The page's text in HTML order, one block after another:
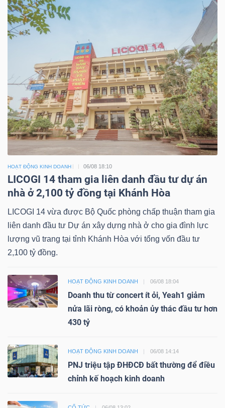
HOẠT ĐỘNG KINH DOANH 06/08 18:10
LICOGI 14 tham gia liên danh đầu tư dự án
nhà ở 2,100 tỷ đồng tại Khánh Hòa
LICOGI 14 vừa được Bộ Quốc phòng chấp thuận tham gia
liên danh đầu tư Dự án xây dựng nhà ở cho gia đình lực
lượng vũ trang tại tỉnh Khánh Hòa với tổng vốn đầu tư
2,100 tỷ đồng.
HOẠT ĐỘNG KINH DOANH 06/08 18:04
Doanh thu từ concert ít ỏi, Yeah1 giảm
nửa lãi ròng, có khoản ủy thác đầu tư hơn
430 tỷ
HOẠT ĐỘNG KINH DOANH 06/08 14:14
PNJ triệu tập ĐHĐCĐ bất thường để điều
chỉnh kế hoạch kinh doanh